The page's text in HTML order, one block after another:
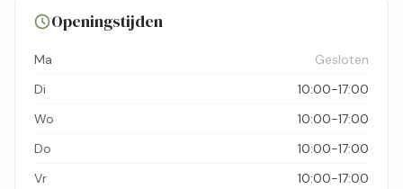
Bekijk kaart
Openingstijden
Ma
Gesloten
Di
10:00-17:00
Wo
10:00-17:00
Do
10:00-17:00
Vr
10:00-17:00